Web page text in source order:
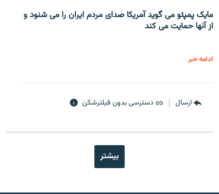
مایک پمپئو می گوید آمریکا صدای مردم ایران را می شنود و
از آنها حمایت می کند
ادامه خبر
ارسال دسترسی بدون فیلترشکن
بیشتر